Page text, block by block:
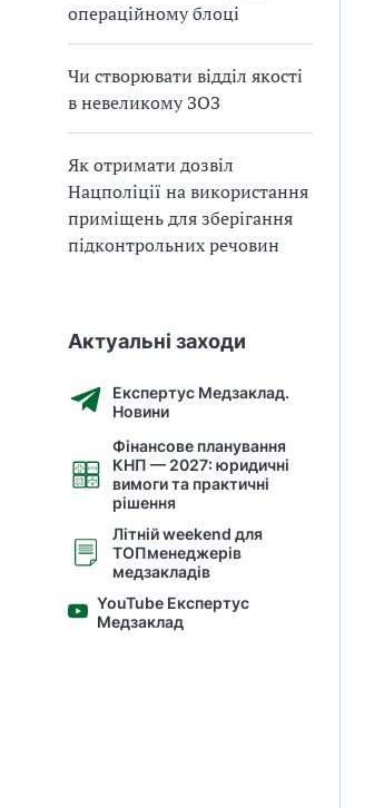
операційному блоці
Чи створювати відділ якості
в невеликому ЗОЗ
Як отримати дозвіл
Нацполіції на використання
приміщень для зберігання
підконтрольних речовин
Актуальні заходи
Експертус Медзаклад.
Новини
Фінансове планування
КНП — 2027: юридичні
вимоги та практичні
рішення
Літній weekend для
ТОПменеджерів
медзакладів
YouTube Експертус
Медзаклад